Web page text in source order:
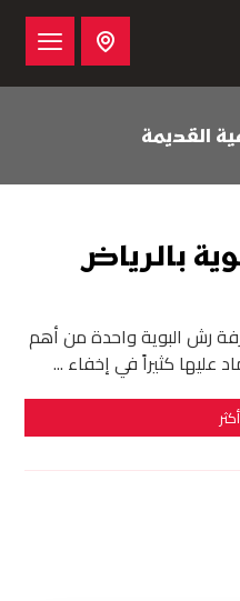
القديمة
بالرياض
رش البوية واحدة من أهم
عليها كثيراً في إخفاء ...